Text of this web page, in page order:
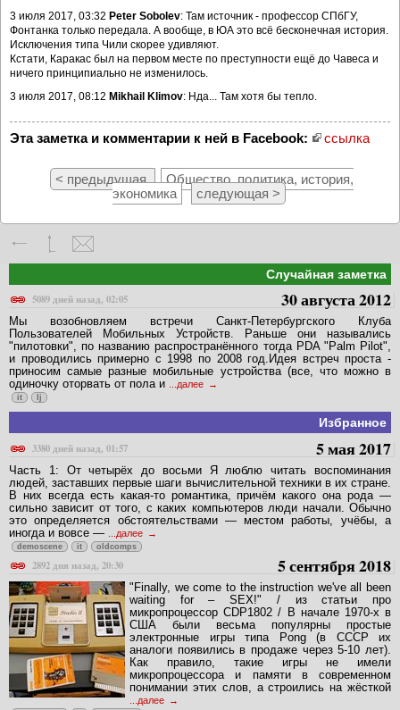
3 июля 2017, 03:32 Peter Sobolev: Там источник - профессор СПбГУ,
Фонтанка только передала. А вообще, в ЮА это всё бесконечная история.
Исключения типа Чили скорее удивляют.
Кстати, Каракас был на первом месте по преступности ещё до Чавеса и
ничего принципиально не изменилось.
3 июля 2017, 08:12 Mikhail Klimov: Нда... Там хотя бы тепло.
Эта заметка и комментарии к ней в Facebook: ссылка
< предыдущая
Общество, политика, история,
экономика
следующая >
Случайная заметка
5089 дней назад, 02:05
30 августа 2012
Мы возобновляем встречи Санкт-Петербургского Клуба
Пользователей Мобильных Устройств. Раньше они назывались
"пилотовки", по названию распространённого тогда PDA "Palm Pilot",
и проводились примерно с 1998 по 2008 год.Идея встреч проста -
приносим самые разные мобильные устройства (все, что можно в
одиночку оторвать от пола и
...далее
it lj
Избранное
3380 дней назад, 01:57
5 мая 2017
Часть 1: От четырёх до восьми Я люблю читать воспоминания
людей, заставших первые шаги вычислительной техники в их стране.
В них всегда есть какая-то романтика, причём какого она рода —
сильно зависит от того, с каких компьютеров люди начали. Обычно
это определяется обстоятельствами — местом работы, учёбы, а
иногда и вовсе —
...далее
demoscene it oldcomps
2892 дня назад, 20:30 5 сентября 2018
"Finally, we come to the instruction we've all been
waiting for – SEX!" / из статьи про
микропроцессор CDP1802 / В начале 1970-х в
США были весьма популярны простые
электронные игры типа Pong (в СССР их
аналоги появились в продаже через 5-10 лет).
Как правило, такие игры не имели
микропроцессора и памяти в современном
понимании этих слов, а строились на жёсткой
...далее